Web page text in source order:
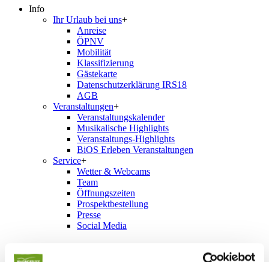
Info
Ihr Urlaub bei uns+
Anreise
ÖPNV
Mobilität
Klassifizierung
Gästekarte
Datenschutzerklärung IRS18
AGB
Veranstaltungen+
Veranstaltungskalender
Musikalische Highlights
Veranstaltungs-Highlights
BiOS Erleben Veranstaltungen
Service+
Wetter & Webcams
Team
Öffnungszeiten
Prospektbestellung
Presse
Social Media